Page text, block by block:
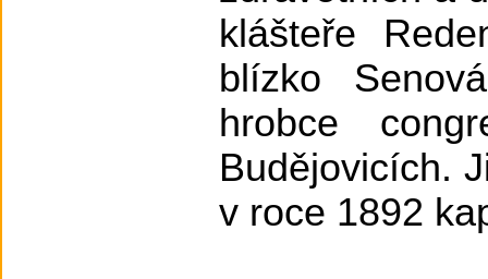
klášteře
blízko
hrobce
Budějovicích.
v roce 1892